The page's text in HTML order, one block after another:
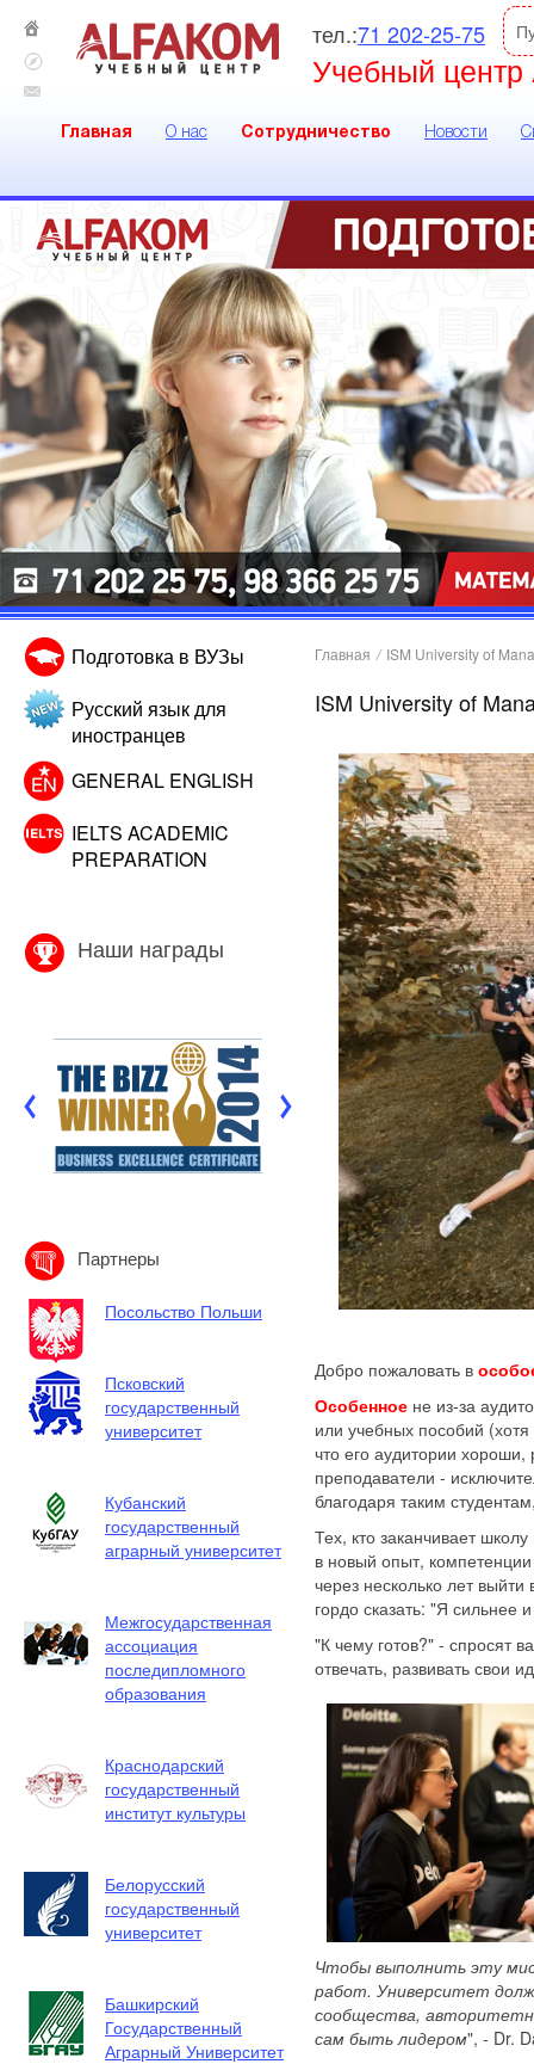
тел.:71 202-25-75
Учебный центр
Главная О нас Сотрудничество Новости
Подготовка в ВУЗы
Русский язык для
иностранцев
GENERAL ENGLISH
IELTS ACADEMIC
PREPARATION
Наши награды
Партнеры
Посольство Польши
Псковский
государственный
университет
Кубанский
государственный
аграрный университет
Межгосударственная
ассоциация
последипломного
образования
Краснодарский
государственный
институт культуры
Белорусский
государственный
университет
Башкирский
Государственный
Аграрный Университет
Главная / ISM University of
ISM University of
Добро пожаловать в
Особенное не из-за
или учебных пособий
что его аудитории
преподаватели -
благодаря таким
Тех, кто заканчивает
в новый опыт,
через несколько лет
гордо сказать: "Я сильнее
"К чему готов?" - спросят
отвечать, развивать свои
Чтобы выполнить эту
работ. Университет
сообщества,
сам быть лидером", - Dr.